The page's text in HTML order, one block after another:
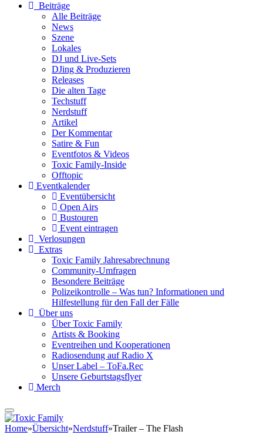
Beiträge
Alle Beiträge
News
Szene
Lokales
DJ und Live-Sets
DJing & Produzieren
Releases
Die alten Tage
Techstuff
Nerdstuff
Artikel
Der Kommentar
Satire & Fun
Eventfotos & Videos
Toxic Family-Inside
Offtopic
Eventkalender
Eventübersicht
Open Airs
Bustouren
Event eintragen
Verlosungen
Extras
Toxic Family Jahresabrechnung
Community-Umfragen
Besondere Beiträge
Polizeikontrolle – Was tun? Informationen und
Hilfestellung für den Fall der Fälle
Über uns
Über Toxic Family
Artists & Booking
Eventreihen und Kooperationen
Radiosendung auf Radio X
Unser Label – ToFa.Rec
Unsere Geburtstagsflyer
Merch
Home»Übersicht»Nerdstuff»Trailer – The Flash